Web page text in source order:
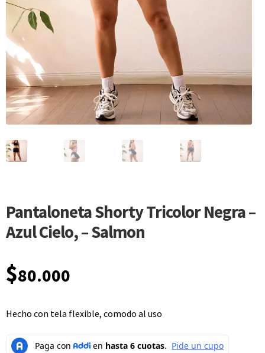
Pantaloneta Shorty Tricolor Negra –
Azul Cielo, – Salmon
$80.000
Hecho con tela flexible, comodo al uso